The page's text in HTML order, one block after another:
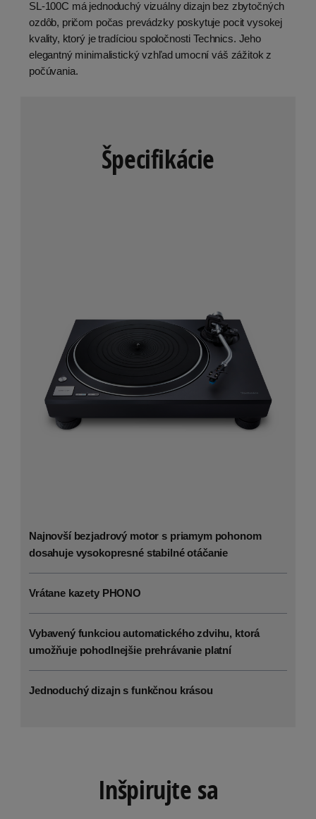
SL-100C má jednoduchý vizuálny dizajn bez zbytočných
ozdôb, pričom počas prevádzky poskytuje pocit vysokej
kvality, ktorý je tradíciou spoločnosti Technics. Jeho
elegantný minimalistický vzhľad umocní váš zážitok z
počúvania.
Špecifikácie
Najnovší bezjadrový motor s priamym pohonom
dosahuje vysokopresné stabilné otáčanie
Vrátane kazety PHONO
Vybavený funkciou automatického zdvihu, ktorá
umožňuje pohodlnejšie prehrávanie platní
Jednoduchý dizajn s funkčnou krásou
Inšpirujte sa